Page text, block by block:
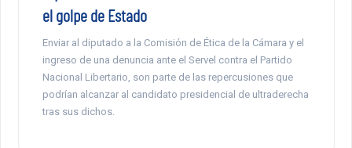
el golpe de Estado
Enviar al diputado a la Comisión de Ética de la Cámara y el
ingreso de una denuncia ante el Servel contra el Partido
Nacional Libertario, son parte de las repercusiones que
podrían alcanzar al candidato presidencial de ultraderecha
tras sus dichos.